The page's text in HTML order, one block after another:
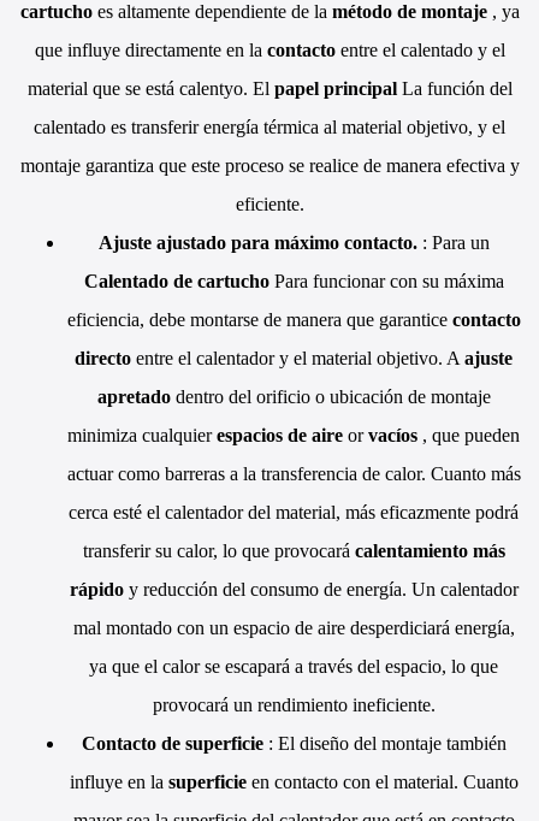
cartucho es altamente dependiente de la método de montaje , ya
que influye directamente en la contacto entre el calentado y el
material que se está calentyo. El papel principal La función del
calentado es transferir energía térmica al material objetivo, y el
montaje garantiza que este proceso se realice de manera efectiva y
eficiente.
Ajuste ajustado para máximo contacto. : Para un
Calentado de cartucho Para funcionar con su máxima
eficiencia, debe montarse de manera que garantice contacto
directo entre el calentador y el material objetivo. A ajuste
apretado dentro del orificio o ubicación de montaje
minimiza cualquierespacios de aire orvacíos , que pueden
actuar como barreras a la transferencia de calor. Cuanto más
cerca esté el calentador del material, más eficazmente podrá
transferir su calor, lo que provocará calentamiento más
rápido y reducción del consumo de energía. Un calentador
mal montado con un espacio de aire desperdiciará energía,
ya que el calor se escapará a través del espacio, lo que
provocará un rendimiento ineficiente.
Contacto de superficie : El diseño del montaje también
influye en la superficie en contacto con el material. Cuanto